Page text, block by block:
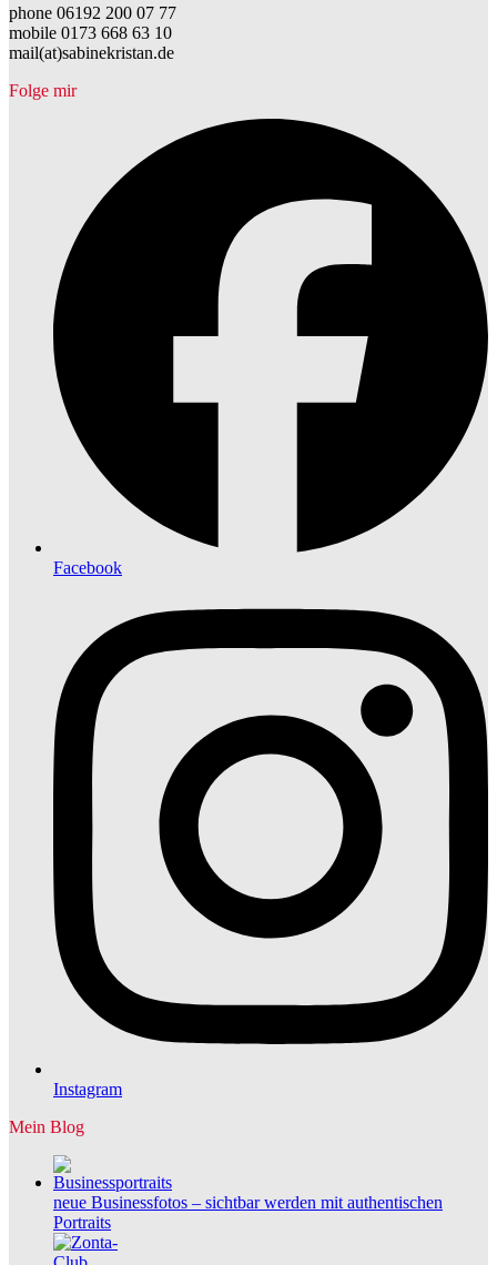
phone 06192 200 07 77
mobile 0173 668 63 10
mail(at)sabinekristan.de
Folge mir
Facebook
Instagram
Mein Blog
neue Businessfotos – sichtbar werden mit authentischen
Portraits